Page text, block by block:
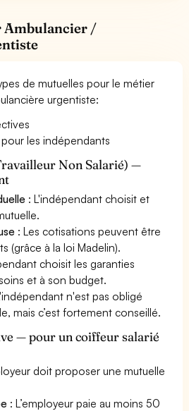
Ambulancier /
de mutuelles pour le métier
urgentiste:
les indépendants
Non Salarié) —
: L'indépendant choisit et
: Les cotisations peuvent être
(grâce à la loi Madelin).
choisit les garanties
et à son budget.
n'est pas obligé
mais c’est fortement conseillé.
— pour un coiffeur salarié
doit proposer une mutuelle
: L’employeur paie au moins 50